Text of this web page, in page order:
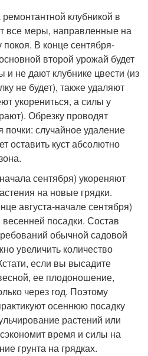
клубникой в
все меры, направленные на
В конце сентября-
второй урожай будет
и не дают клубнике цвести (из
не будет), также удаляют
укорениться, а силы у
Обрезку проводят
случайное удаление
оставить куст абсолютно
сентября) укореняют
на новые грядки.
августа-начале сентября)
весенней посадки. Состав
обычной садовой
увеличить количество
если вы высадите
ее плодоношение,
через год. Поэтому
осеннюю посадку
растений или
время и силы на
грунта на грядках.